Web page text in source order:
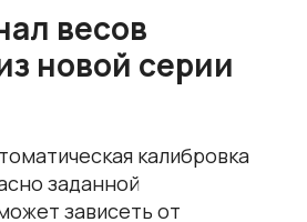
весов
новой серии
калибровка
заданной
зависеть от